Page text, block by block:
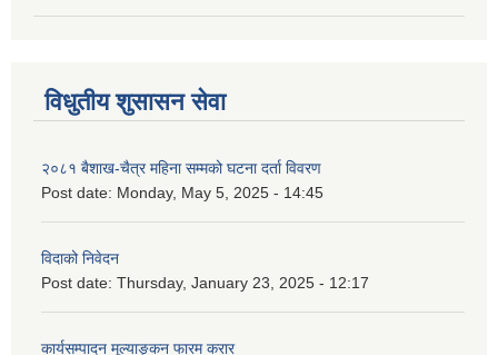
विधुतीय शुसासन सेवा
२०८१ बैशाख-चैत्र महिना सम्मको घटना दर्ता विवरण
Post date: Monday, May 5, 2025 - 14:45
विदाको निवेदन
Post date: Thursday, January 23, 2025 - 12:17
कार्यसम्पादन मूल्याङ्कन फारम करार